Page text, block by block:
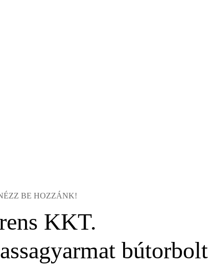
BE HOZZÁNK!
KKT.
bútorbolt